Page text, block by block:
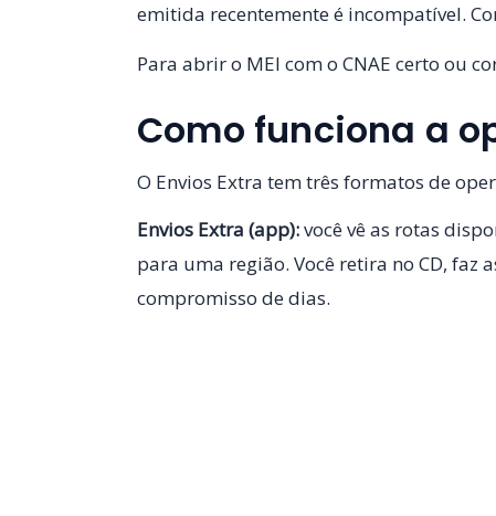
emitida recentemente é incompatível.
Para abrir o MEI com o CNAE certo ou
Como funciona a
O Envios Extra tem três formatos de
Envios Extra (app):você vê as rotas
para uma região. Você retira no CD, faz
compromisso de dias.